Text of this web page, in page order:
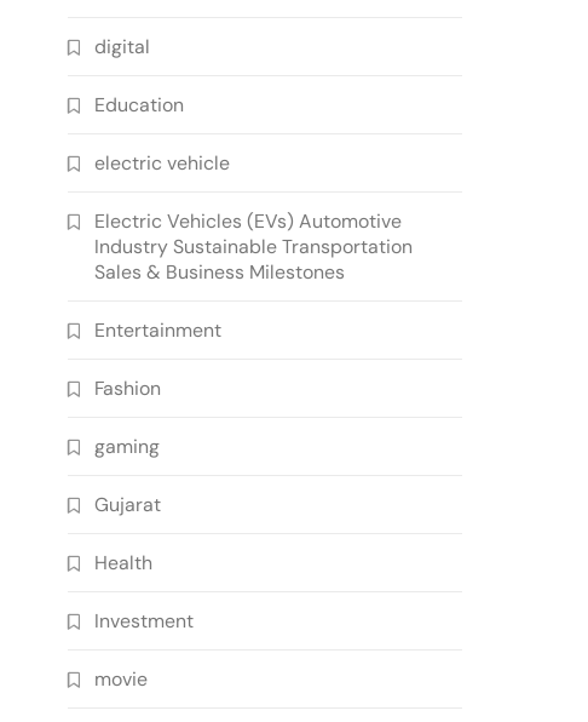
digital
Education
electric vehicle
Electric Vehicles (EVs) Automotive
Industry Sustainable Transportation
Sales & Business Milestones
Entertainment
Fashion
gaming
Gujarat
Health
Investment
movie